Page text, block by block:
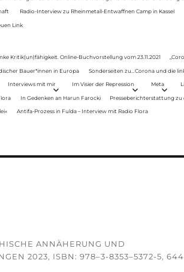
Radio-Interview zu Rheinmetall-Entwaffnen Camp in Kassel
Link
Kritik(un)fähigkeit. Online-Buchvorstellung vom 23.11.2021
Bauer*innen in Europa Sonderseiten zu…Corona und die
Interviews mit mir Im Visier der Repression Meta
In Gedenken an Harun Farocki Presseberichterstattung zu
Antifa-Prozess in Fulda – Interview mit Radio Flora
ANNÄHERUNG UND E
2023, ISBN: 978–3-8353–5372-5, 644